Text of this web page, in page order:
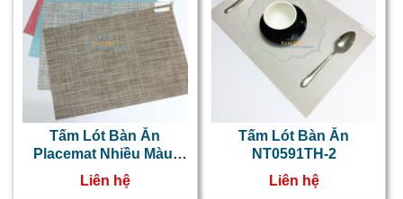
Tấm Lót Bàn Ăn
Placemat Nhiều Màu,
Cách Nhiệt
Liên hệ
Tấm Lót Bàn Ăn
NT0591TH-2
Liên hệ